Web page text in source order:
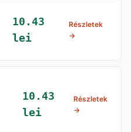
10.43
lei
Részletek
→
10.43
lei
Részletek
→